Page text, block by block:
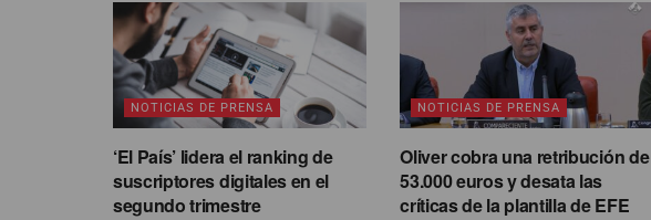
NOTICIAS DE PRENSA
‘El País’ lidera el ranking de
suscriptores digitales en el
segundo trimestre
NOTICIAS DE PRENSA
Oliver cobra una retribución de
53.000 euros y desata las
críticas de la plantilla de EFE